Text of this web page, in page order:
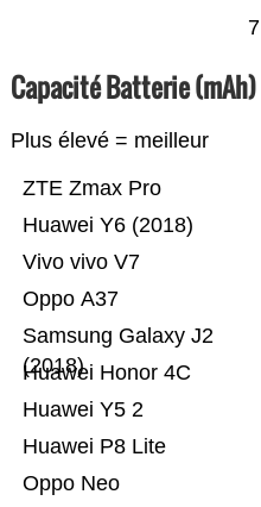
7
Capacité Batterie (mAh)
Plus élevé = meilleur
Oppo Neo
Huawei P8 Lite
Huawei Y5 2
Huawei Honor 4C
Samsung Galaxy J2
(2018)
Oppo A37
Vivo vivo V7
Huawei Y6 (2018)
ZTE Zmax Pro